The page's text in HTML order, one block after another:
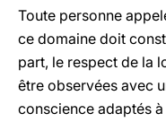
Toute personne
ce domaine doit
part, le respect de la
être observées avec
conscience adaptés